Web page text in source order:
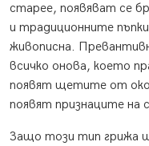
старее, появяват се
и традиционните
живописна.
всичко онова, което
появят щетите от
появят признаците на
Защо този тип грижа